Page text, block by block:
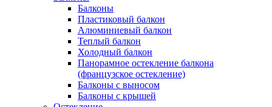
Балконы
Пластиковый балкон
Алюминиевый балкон
Теплый балкон
Холодный балкон
Панорамное остекление балкона
(французское остекление)
Балконы с выносом
Балконы с крышей